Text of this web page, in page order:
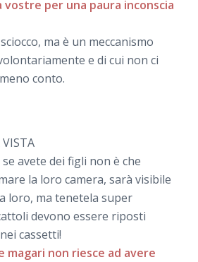
vostre per una paura inconscia
ma è un meccanismo
e di cui non ci
conto.
se avete dei figli non è che
la loro camera, sarà visibile
loro, ma tenetela super
devono essere riposti
cassetti!
magari non riesce ad avere